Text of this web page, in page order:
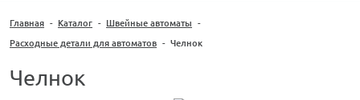
Главная - Каталог - Швейные автоматы -
Расходные детали для автоматов - Челнок
Челнок